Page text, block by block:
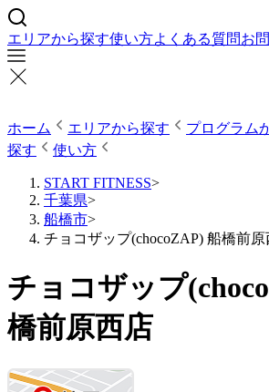
エリアから探す使い方よくある質問お
ホーム エリアから探す プログラム
探す
使い方
START FITNESS>
千葉県>
船橋市>
チョコザップ(chocoZAP) 船橋前原
チョコザップ
橋前原西店